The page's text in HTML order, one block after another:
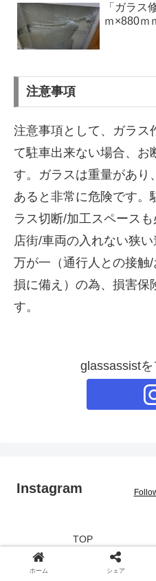
「ガラス
ｍ×880ｍ
注意事項
注意事項として、ガラス
て駐車出来ない場合、お
す。ガラスは重量があり
あると非常に危険です。
ラス切断/加工スペース
店街/車両の入れない狭い
万が一（通行人との接触
損に備え）の為、損害保
す。
glassassist
Instagram
TOP
ホーム シェア